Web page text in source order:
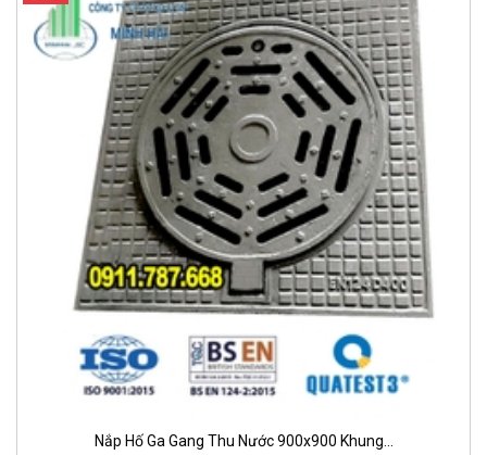
Nắp Hố Ga Gang Thu Nước 900x900 Khung...